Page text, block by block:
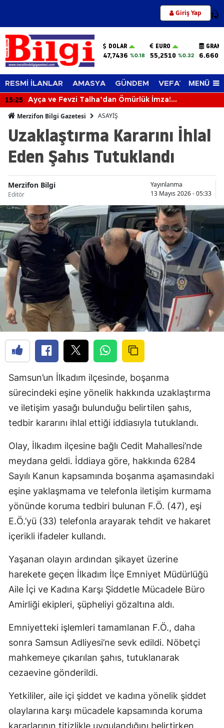
Giriş Yap 12
DOLAR
47,7436 %0.18
EURO
55,2510 %0.32
RESMİ İLANLAR AMASYA GÜNDEM VEFAT EDENLER
MENÜ
15:25
Ayça ve Fevzi Talha’dan Ömürlük İmza!
Merzifon Bilgi Gazetesi ASAYİŞ
Uzaklaştırma Kararını İhlal
Eden Şahıs Tutuklandı
Merzifon Bilgi
Editör
Yayınlanma
13 Mayıs 2026 - 05:33
Samsun’un İlkadım ilçesinde, boşanma
sürecindeki eşine yönelik hakkında uzaklaştırma
ve iletişim yasağı bulunduğu belirtilen şahıs,
tedbir kararını ihlal ettiği iddiasıyla tutuklandı.
Olay, İlkadım ilçesine bağlı Cedit Mahallesi’nde
meydana geldi. İddiaya göre, hakkında 6284
Sayılı Kanun kapsamında boşanma aşamasındaki
eşine yaklaşmama ve telefonla iletişim kurmama
yönünde koruma tedbiri bulunan F.Ö. (47), eşi
E.Ö.’yü (33) telefonla arayarak tehdit ve hakaret
içerikli ifadeler kullandı.
Yaşanan olayın ardından şikayet üzerine
harekete geçen İlkadım İlçe Emniyet Müdürlüğü
Aile İçi ve Kadına Karşı Şiddetle Mücadele Büro
Amirliği ekipleri, şüpheliyi gözaltına aldı.
Emniyetteki işlemleri tamamlanan F.Ö., daha
sonra Samsun Adliyesi’ne sevk edildi. Nöbetçi
mahkemeye çıkarılan şahıs, tutuklanarak
cezaevine gönderildi.
Yetkililer, aile içi şiddet ve kadına yönelik şiddet
olaylarına karşı mücadele kapsamında koruma
kararlarının titizlikle uygulandığını belirtirken,